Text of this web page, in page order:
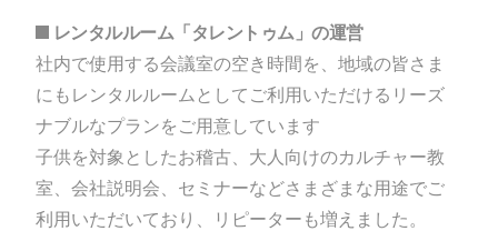
レンタルルーム「タレントゥム」の運営
社内で使用する会議室の空き時間を、地域の皆さま
にもレンタルルームとしてご利用いただけるリーズ
ナブルなプランをご用意しています
子供を対象としたお稽古、大人向けのカルチャー教
室、会社説明会、セミナーなどさまざまな用途でご
利用いただいており、リピーターも増えました。